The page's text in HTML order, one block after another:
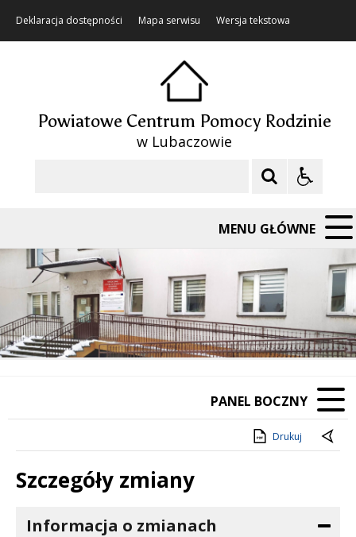
Deklaracja dostępności Mapa serwisu Wersja tekstowa
Powiatowe Centrum Pomocy Rodzinie
w Lubaczowie
MENU GŁÓWNE
PANEL BOCZNY
Drukuj
Szczegóły zmiany
Informacja o zmianach